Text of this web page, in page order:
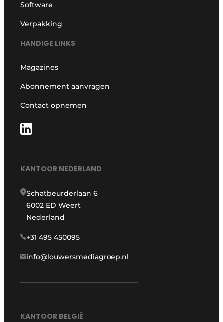
Software
Verpakking
HANDIGE LINKS
Magazines
Abonnement aanvragen
Contact opnemen
KANTOOR NEDERLAND
Schatbeurderlaan 6
6002 ED Weert
Nederland
+31 495 450095
info@louwersmediagroep.nl
KANTOOR BELGIË